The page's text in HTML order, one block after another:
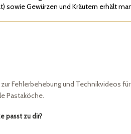
sowie Gewürzen und Kräutern erhält
Fehlerbehebung und Technikvideos
Pastaköche.
passt zu dir?